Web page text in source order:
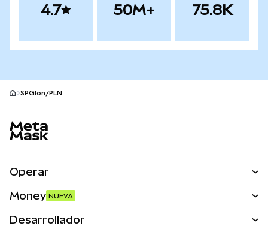
4.7 50M+ 75.8K
SPGIon/PLN
Operar
Money NUEVA
Desarrollador